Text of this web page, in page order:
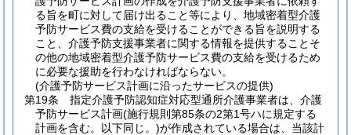
る旨を町に対して届け出ること等により、地域密着型介護
予防サービス費の支給を受けることができる旨を説明する
こと、介護予防支援事業者に関する情報を提供することそ
の他の地域密着型介護予防サービス費の支給を受けるため
に必要な援助を行わなければならない。
(介護予防サービス計画に沿ったサービスの提供)
第19条
指定介護予防認知症対応型通所介護事業者は、介護
予防サービス計画(施行規則第85条の2第1号ハに規定する
計画を含む。以下同じ。)が作成されている場合は、当該計